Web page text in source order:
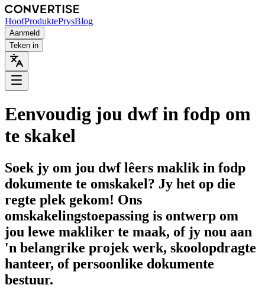
HoofProduktePrysBlog
Aanmeld
Teken in
Eenvoudig jou dwf in fodp om
te skakel
Soek jy om jou dwf lêers maklik in fodp
dokumente te omskakel? Jy het op die
regte plek gekom! Ons
omskakelingstoepassing is ontwerp om
jou lewe makliker te maak, of jy nou aan
'n belangrike projek werk, skoolopdragte
hanteer, of persoonlike dokumente
bestuur.